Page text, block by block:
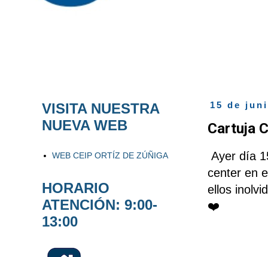
15 de
Cartuja
Ayer día
center en
ellos
❤️
VISITA NUESTRA
NUEVA WEB
WEB CEIP ORTÍZ DE ZÚÑIGA
HORARIO
ATENCIÓN: 9:00-
13:00